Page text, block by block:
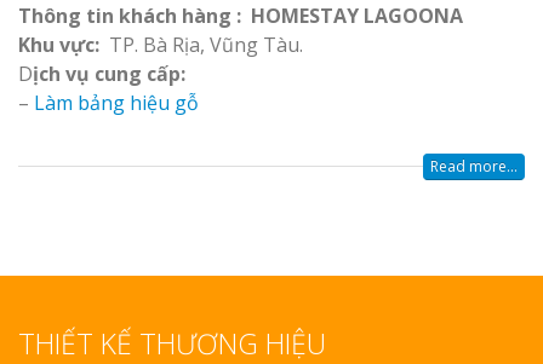
Thông tin khách hàng : HOMESTAY LAGOONA
Khu vực: TP. Bà Rịa, Vũng Tàu.
Dịch vụ cung cấp:
– Làm bảng hiệu gỗ
Read more...
THIẾT KẾ THƯƠNG HIỆU